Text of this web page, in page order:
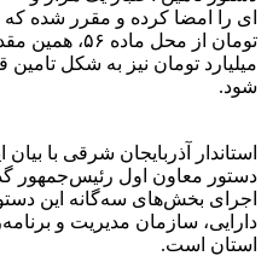
میلیارد تومان نیز به شکل تامین
شود.
استاندار آذربایجان شرقی با
دستور معاون اول رئیس‌جمهور
اجرای بخش‌های سه‌گانه این
دارایی، سازمان مدیریت و
استان است.